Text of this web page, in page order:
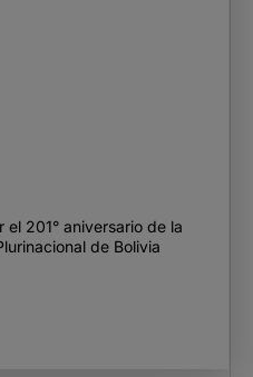
201° aniversario de la
de Bolivia